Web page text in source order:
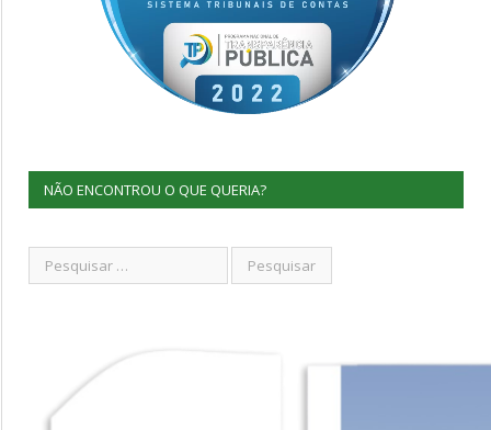
NÃO ENCONTROU O QUE QUERIA?